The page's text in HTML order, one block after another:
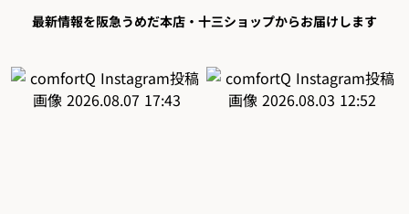
最新情報を阪急うめだ本店・十三ショップからお届けします